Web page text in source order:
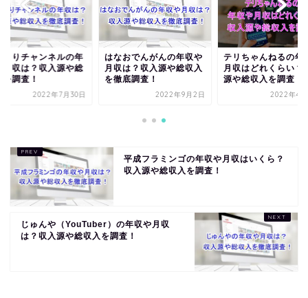
まりチャンネルの年
月収は？収入源や総
を調査！
2022年7月30日
はなおでんがんの年収や
月収は？収入源や総収入
を徹底調査！
2022年9月2日
テリちゃんねるの年
月収はどれくらい？
源や総収入を調査！
2022年4
平成フラミンゴの年収や月収はいくら？
収入源や総収入を調査！
じゅんや（YouTuber）の年収や月収
は？収入源や総収入を調査！